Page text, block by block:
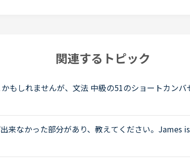
関連するトピック
もしれませんが、文法 中級の51のショートカン
back from Ben's house in the evening.Daniel
was your day...
来なかった部分があり、教えてください。James
party. James When was Gabriella's
was t...